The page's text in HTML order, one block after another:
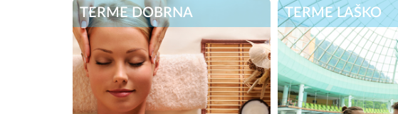
TERME DOBRNA TERME LAŠKO